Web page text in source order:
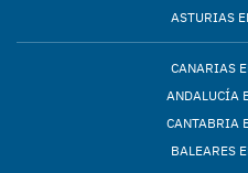
ASTURIAS
CANARIAS
ANDALUCÍA
CANTABRIA
BALEARES